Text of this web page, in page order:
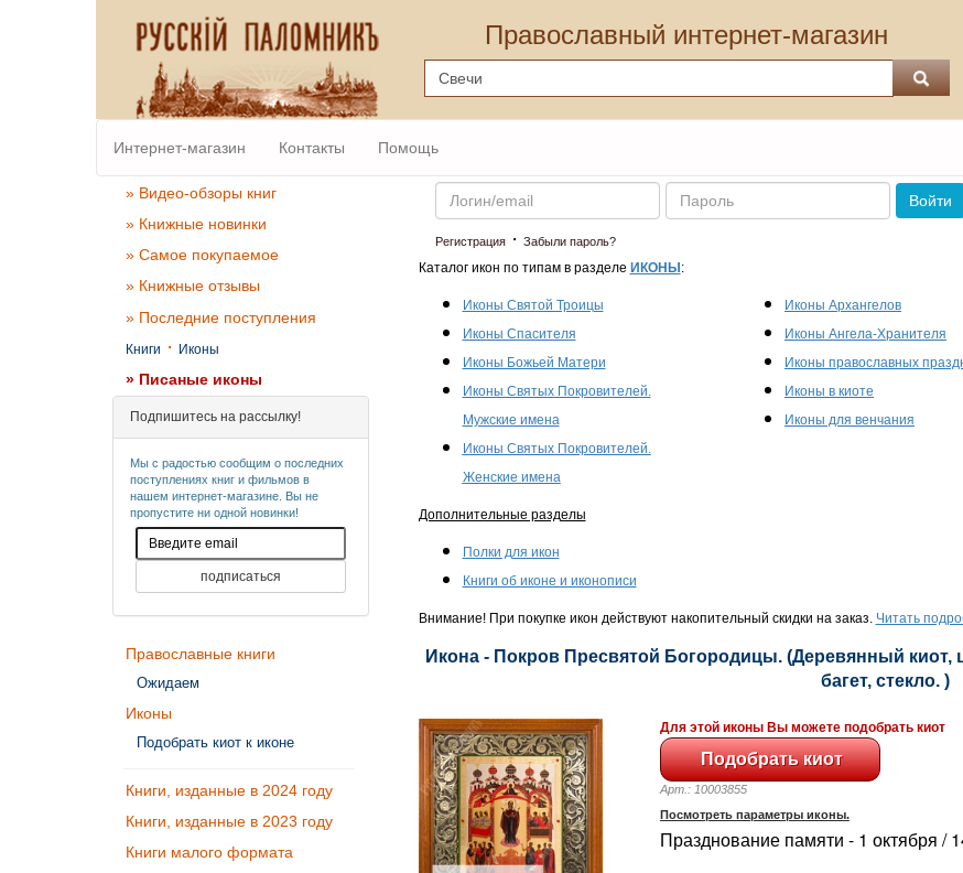
Православный интернет-магазин
Интернет-магазин Контакты Помощь
» Видео-обзоры книг
» Книжные новинки
» Самое покупаемое
» Книжные отзывы
» Последние поступления
Книги · Иконы
» Писаные иконы
Подпишитесь на рассылку!
Мы с радостью сообщим о последних
поступлениях книг и фильмов в
нашем интернет-магазине. Вы не
пропустите ни одной новинки!
Православные книги
Ожидаем
Иконы
Подобрать киот к иконе
Книги, изданные в 2024 году
Книги, изданные в 2023 году
Книги малого формата
Email Пароль
Войти
Регистрация· Забыли пароль?
Каталог икон по типам в разделе ИКОНЫ :
Иконы Святой Троицы
Иконы Спасителя
Иконы Божьей Матери
Иконы Святых Покровителей.
Мужские имена
Иконы Святых Покровителей.
Женские имена
Иконы Архангелов
Иконы Ангела-Хранителя
Иконы православных
Иконы в киоте
Иконы для венчания
Дополнительные разделы
Полки для икон
Книги об иконе и иконописи
Внимание! При покупке икон действуют накопительный скидки на заказ. Читать
Икона - Покров Пресвятой Богородицы. (Деревянный киот,
багет, стекло. )
Для этой иконы Вы можете подобрать киот
Арт.: 10003855
Посмотреть параметры иконы.
Празднование памяти - 1 октября /